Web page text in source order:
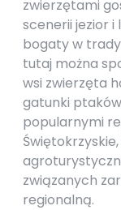
zwierzętami
scenerii jezior i
bogaty w
tutaj można
wsi zwierzęta
gatunki
popularnymi
związanych
regionalną.